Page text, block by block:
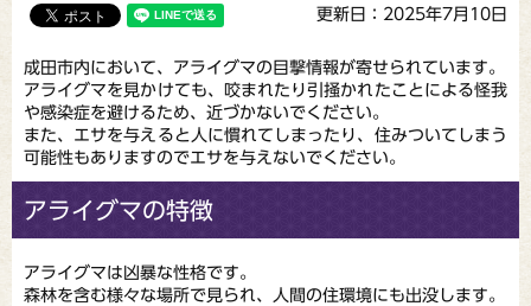
更新日：2025年7月10日
成田市内において、アライグマの目撃情報が寄せられています。
アライグマを見かけても、咬まれたり引掻かれたことによる怪我
や感染症を避けるため、近づかないでください。
また、エサを与えると人に慣れてしまったり、住みついてしまう
可能性もありますのでエサを与えないでください。
アライグマの特徴
アライグマは凶暴な性格です。
森林を含む様々な場所で見られ、人間の住環境にも出没します。